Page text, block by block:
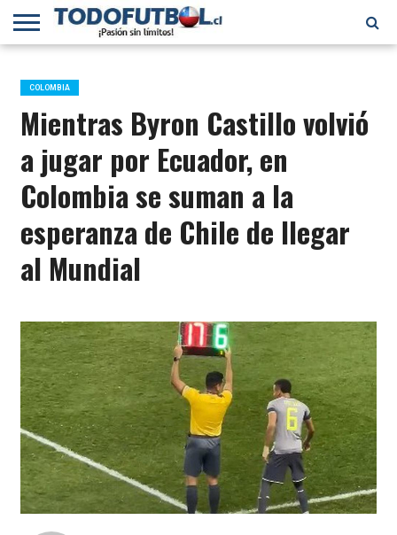
PRIMERA
B
SELECCIÓN
CHILENA
CHILENOS
EN EL
MUNDO
FÚTBOL
INTERNACIONAL
COLOMBIA
Mientras Byron Castillo volvió
a jugar por Ecuador, en
Colombia se suman a la
esperanza de Chile de llegar
al Mundial